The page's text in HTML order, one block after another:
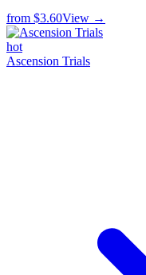
from $3.60View →
hot
Ascension Trials